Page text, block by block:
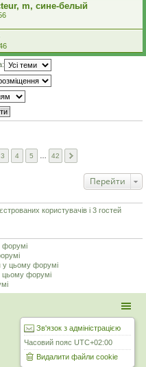
m, сине-белый
3 4 5 42
Перейти
користувачів і 3 гостей
форумі
у цьому форумі
цьому форумі
Зв'язок з адміністрацією
Часовий пояс UTC+02:00
Видалити файли cookie